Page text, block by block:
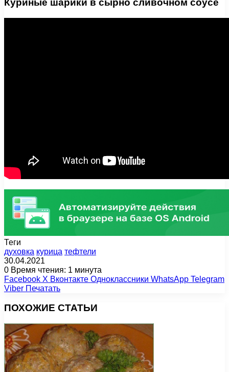
Куриные шарики в сырно сливочном соусе
Теги
духовка курица тефтели
30.04.2021
0 Время чтения: 1 минута
Facebook X Вконтакте Одноклассники WhatsApp Telegram
Viber Печатать
ПОХОЖИЕ СТАТЬИ